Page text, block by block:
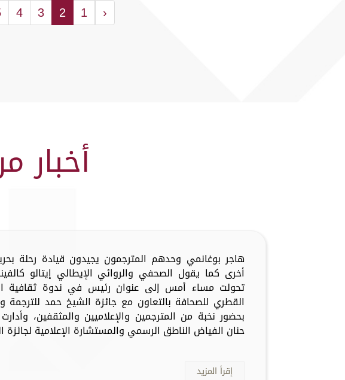
‹
1
2
3
4
أخبار
هاجر بوغانمي وحدهم المترجمون يجيدون قيادة رحلة
أخرى كما يقول الصحفي والروائي الإيطالي إيتالو
تحولت مساء أمس إلى عنوان رئيس في ندوة ثقافية
القطري للصحافة بالتعاون مع جائزة الشيخ حمد للترجمة
بحضور نخبة من المترجمين والإعلاميين والمثقفين،
حنان الفياض الناطق الرسمي والمستشارة الإعلامية
إقرأ المزيد